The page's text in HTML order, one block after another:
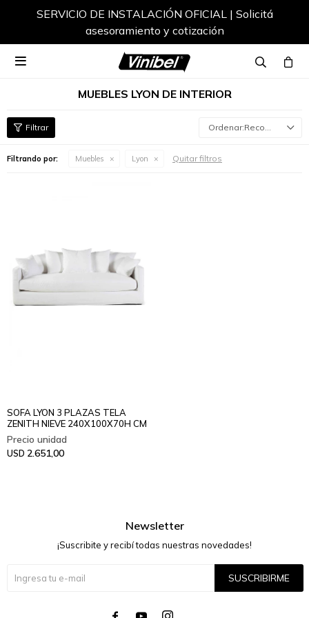
SERVICIO DE INSTALACIÓN OFICIAL | Solicitá
asesoramiento y cotización

MUEBLES LYON DE INTERIOR
Recomendados
Filtrando por: Muebles Lyon Quitar filtros
SOFA LYON 3 PLAZAS TELA
ZENITH NIEVE 240X100X70H CM
USD 2.651,00
Newsletter
¡Suscribite y recibí todas nuestras novedades!
SUSCRIBIRME
  